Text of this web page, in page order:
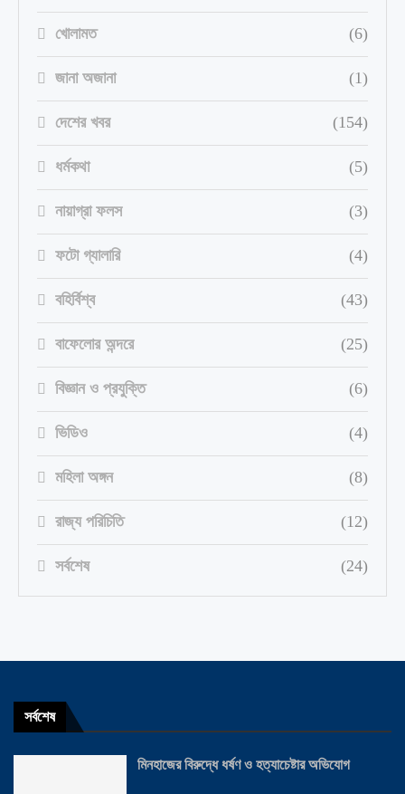
খোলামত (6)
জানা অজানা (1)
দেশের খবর (154)
ধর্মকথা (5)
নায়াগ্রা ফলস (3)
ফটো গ্যালারি (4)
বহির্বিশ্ব (43)
বাফেলোর অন্দরে (25)
বিজ্ঞান ও প্রযুক্তি (6)
ভিডিও (4)
মহিলা অঙ্গন (8)
রাজ্য পরিচিতি (12)
সর্বশেষ (24)
সর্বশেষ
মিনহাজের বিরুদ্ধে ধর্ষণ ও হত্যাচেষ্টার অভিযোগ